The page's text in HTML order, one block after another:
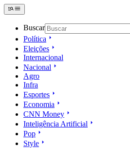
Buscar
Política
Eleições
Internacional
Nacional
Agro
Infra
Esportes
Economia
CNN Money
Inteligência Artificial
Pop
Style